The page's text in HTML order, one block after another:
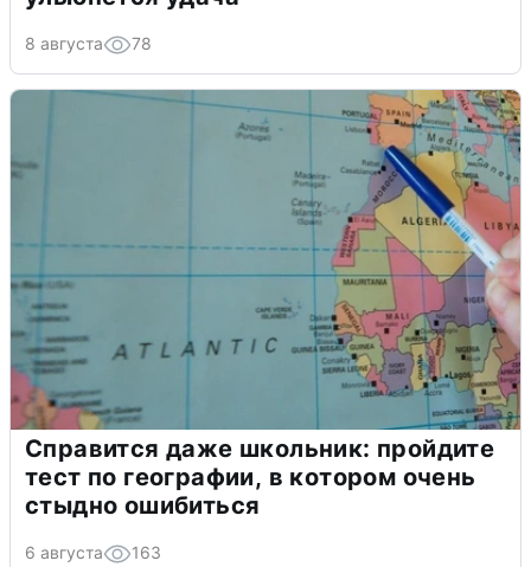
8 августа 78
Справится даже школьник: пройдите
тест по географии, в котором очень
стыдно ошибиться
6 августа 163